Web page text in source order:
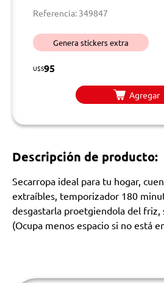
Referencia: 349847
Genera stickers extra
U$S95
Agregar
Descripción de producto:
Secarropa ideal para tu hogar,
extraíbles, temporizador 180
desgastarla proetgiendola del friz,
(Ocupa menos espacio si no está